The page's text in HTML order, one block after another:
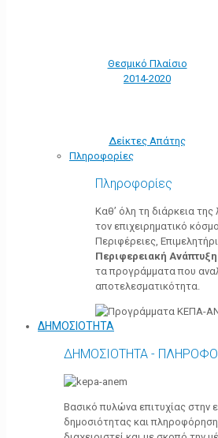
Θεσμικό Πλαίσιο
2014-2020
Δείκτες Απάτης
Πληροφορίες
Πληροφορίες
Καθ’ όλη τη διάρκεια
τον επιχειρηματικό
Περιφέρειες,
Περιφερειακή Ανάπτυξη
τα προγράμματα που
αποτελεσματικότητα.
ΔΗΜΟΣΙΟΤΗΤΑ
ΔΗΜΟΣΙΟΤΗΤΑ -
Βασικό πυλώνα επιτυχίας στην
δημοσιότητας και